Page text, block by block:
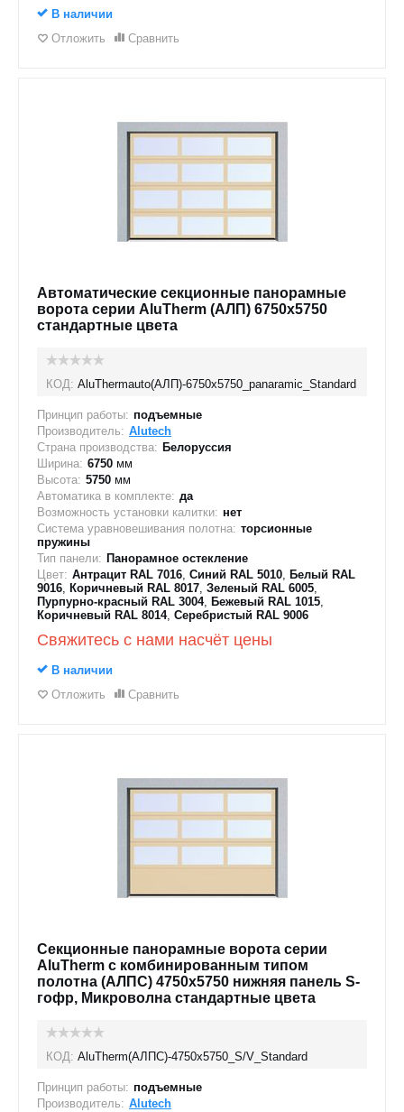
В наличии
Отложить
Сравнить
Автоматические секционные панорамные
ворота серии AluTherm (АЛП) 6750х5750
стандартные цвета
КОД: AluThermauto(АЛП)-6750х5750_panaramic_Standard
Принцип работы: подъемные
Производитель: Alutech
Страна производства: Белоруссия
Ширина: 6750 мм
Высота: 5750 мм
Автоматика в комплекте: да
Возможность установки калитки: нет
Система уравновешивания полотна: торсионные
пружины
Тип панели: Панорамное остекление
Цвет: Антрацит RAL 7016, Синий RAL 5010, Белый RAL
9016, Коричневый RAL 8017, Зеленый RAL 6005,
Пурпурно-красный RAL 3004, Бежевый RAL 1015,
Коричневый RAL 8014, Серебристый RAL 9006
Свяжитесь с нами насчёт цены
В наличии
Отложить
Сравнить
Секционные панорамные ворота серии
AluTherm с комбинированным типом
полотна (АЛПС) 4750х5750 нижняя панель S-
гофр, Микроволна стандартные цвета
КОД: AluTherm(АЛПС)-4750х5750_S/V_Standard
Принцип работы: подъемные
Производитель: Alutech